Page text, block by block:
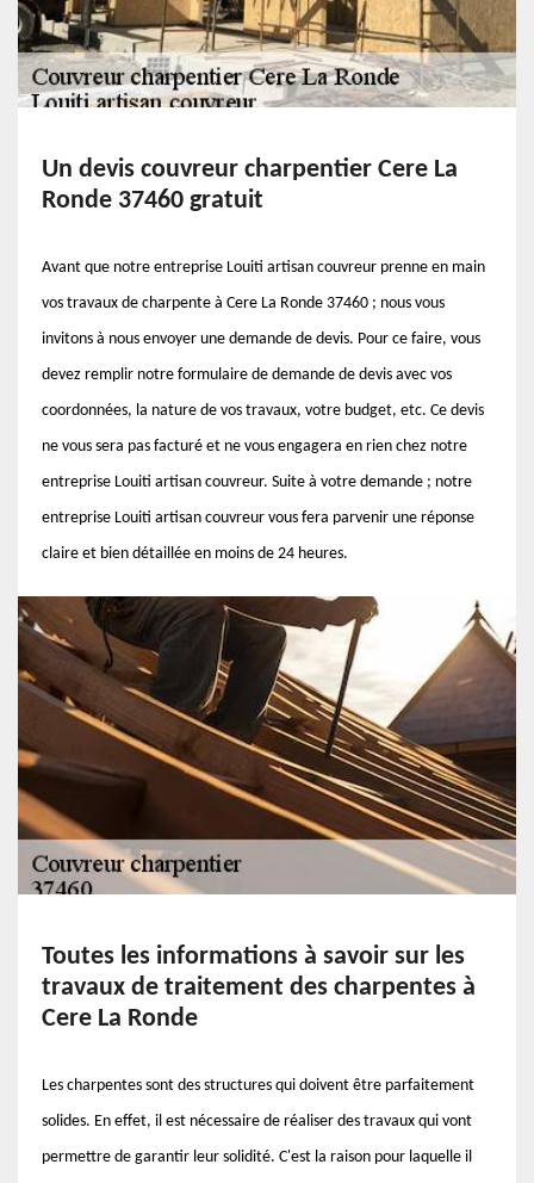
Un devis couvreur charpentier Cere La
Ronde 37460 gratuit
Avant que notre entreprise Louiti artisan couvreur prenne en main
vos travaux de charpente à Cere La Ronde 37460 ; nous vous
invitons à nous envoyer une demande de devis. Pour ce faire, vous
devez remplir notre formulaire de demande de devis avec vos
coordonnées, la nature de vos travaux, votre budget, etc. Ce devis
ne vous sera pas facturé et ne vous engagera en rien chez notre
entreprise Louiti artisan couvreur. Suite à votre demande ; notre
entreprise Louiti artisan couvreur vous fera parvenir une réponse
claire et bien détaillée en moins de 24 heures.
Toutes les informations à savoir sur les
travaux de traitement des charpentes à
Cere La Ronde
Les charpentes sont des structures qui doivent être parfaitement
solides. En effet, il est nécessaire de réaliser des travaux qui vont
permettre de garantir leur solidité. C'est la raison pour laquelle il